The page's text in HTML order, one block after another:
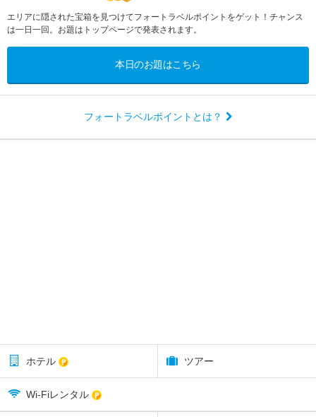
エリアに隠された宝箱を見つけてフォートラベルポイントをゲット！チャンス
は一日一回。お題はトップページで発表されます。
本日のお題はこちら
フォートラベルポイントとは？
ホテル ツアー
Wi-Fiレンタル